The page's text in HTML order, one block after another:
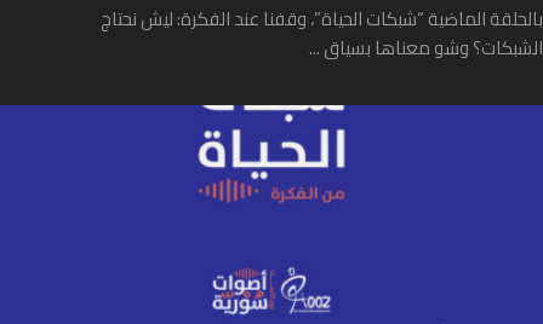
بالحلقة الماضية “شبكات الحياة”، وقفنا عند الفكرة: ليش نحتاج
الشبكات؟ وشو معناها بسياق ...